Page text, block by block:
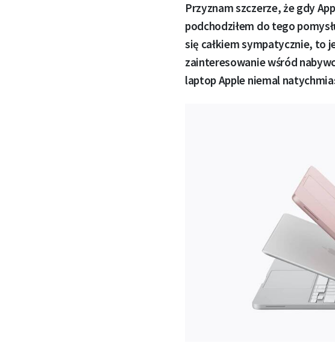
Przyznam szczerze, że gdy
podchodziłem do tego
się całkiem sympatycznie, to
zainteresowanie wśród
laptop Apple niemal